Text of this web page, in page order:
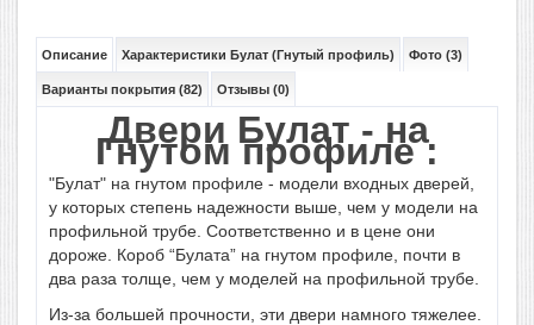
Описание Характеристики Булат (Гнутый профиль) Фото (3)
Варианты покрытия (82) Отзывы (0)
Двери Булат - на
Гнутом профиле :
"Булат" на гнутом профиле - модели входных дверей
у которых степень надежности выше, чем у модели на
профильной трубе. Соответственно и в цене они
дороже. Короб “Булата” на гнутом профиле, почти в
два раза толще, чем у моделей на профильной трубе.
Из-за большей прочности, эти двери намного тяжелее.